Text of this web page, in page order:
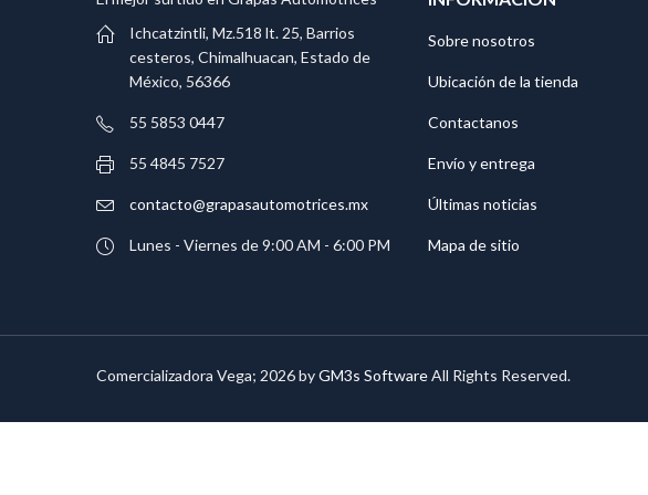
Ichcatzintli, Mz.518 lt. 25, Barrios
cesteros, Chimalhuacan, Estado de
México, 56366
55 5853 0447
55 4845 7527
contacto@grapasautomotrices.mx
Lunes - Viernes de 9:00 AM - 6:00 PM
Sobre nosotros
Ubicación de la tienda
Contactanos
Envío y entrega
Últimas noticias
Mapa de sitio
Comercializadora Vega; 2026 byGM3s SoftwareAll Rights Reserved.